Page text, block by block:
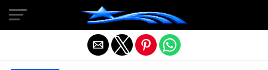
Salir de la versión móvil